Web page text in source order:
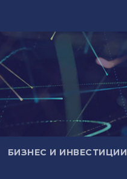
БИЗНЕС И ИНВЕСТИЦИИ